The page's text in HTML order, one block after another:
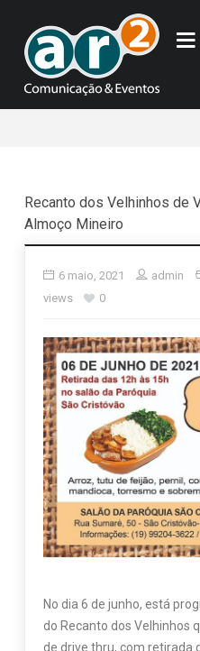
Recanto dos Velhinhos de
Almoço Mineiro
6 maio, 2021 admin
views
0
No dia 6 de junho, está
do Recanto dos Velhinhos
de drive thru, com retirada